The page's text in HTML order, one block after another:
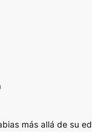
más allá de su